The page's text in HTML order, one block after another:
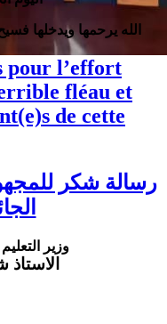
الله يرحمها ويدخلها
pour l’effort
fléau et
de cette
رسالة شكر
وزير